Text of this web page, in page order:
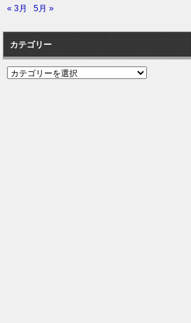
« 3月 5月 »
カテゴリー
カ